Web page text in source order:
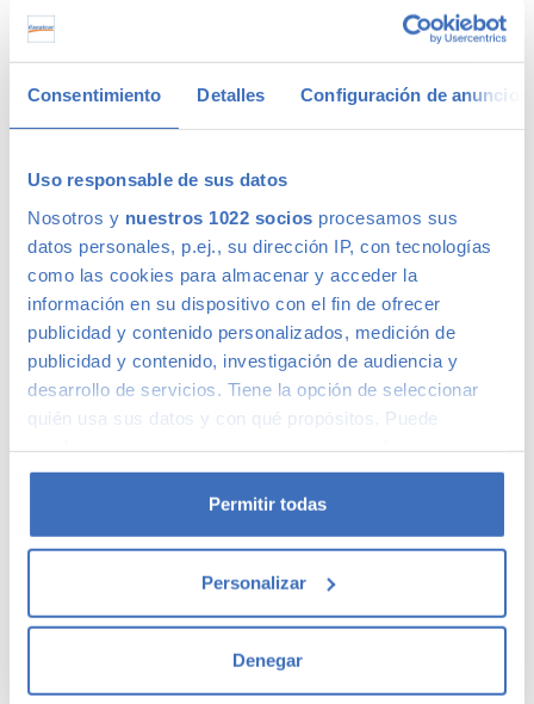
Consentimiento Detalles Configuración de anuncios
Uso responsable de sus datos
Nosotros y nuestros 1022 socios procesamos sus
datos personales, p.ej., su dirección IP, con tecnologías
como las cookies para almacenar y acceder la
información en su dispositivo con el fin de ofrecer
publicidad y contenido personalizados, medición de
publicidad y contenido, investigación de audiencia y
desarrollo de servicios. Tiene la opción de seleccionar
quién usa sus datos y con qué propósitos. Puede
momento desde la Declaración de cookies o clicando en
el Menú de consentimiento.
Recopilar información sobre su ubicación
geográfica que puede tener una precisión de varios
Permitir todas
Personalizar
Denegar
Coches de ocasión con garantía
de cada 4 coches–. Estamos tan seguros de la calidad de
nuestros coches de segunda mano que le ofrecemos una
Garantía 5 Estrellas muy similar a la de los coches nuevos.
Concesionario de ocasión multimarca
En Canalcar, el concesionario de coches de ocasión más
grande de Madrid, disponemos de una gran variedad de
marcas y modelos. Encuentra el vehículo de segunda mano
que mejor se adapte a tus necesidades, con la mejor
relación calidad-precio. O si lo prefieres, ven a vernos y te
Ventajas de comprar un coche de